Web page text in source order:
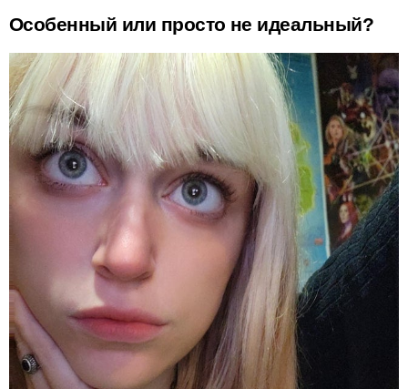
Особенный или просто не идеальный?